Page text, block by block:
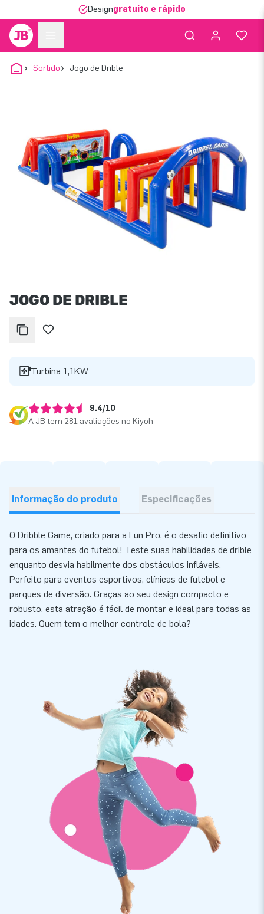
Designgratuito e rápido
Sortido Jogo de Drible
JOGO DE DRIBLE
Turbina 1,1KW
9.4/10
A JB tem 281 avaliações no Kiyoh
Informação do produto Especificações
O Dribble Game, criado para a Fun Pro, é o desafio definitivo
para os amantes do futebol! Teste suas habilidades de drible
enquanto desvia habilmente dos obstáculos infláveis.
Perfeito para eventos esportivos, clínicas de futebol e
parques de diversão. Graças ao seu design compacto e
robusto, esta atração é fácil de montar e ideal para todas as
idades. Quem tem o melhor controle de bola?